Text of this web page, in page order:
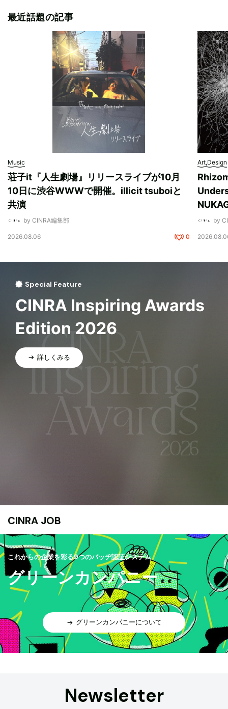
最近話題の記事
Music
荘子it『人生劇場』リリースライブが10月
10日に渋谷WWWで開催。illicit tsuboiと
共演
by CINRA編集部
2026.08.06 0
Art,Design
by
Special Feature
CINRA Inspiring Awards
Edition 2026
詳しくみる
CINRA JOB
これからの企業を彩る9つのバッヂ認証システム
グリーンカンパニー
グリーンカンパニーについて
Newsletter